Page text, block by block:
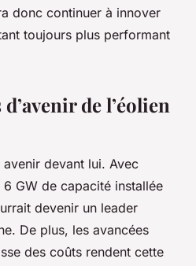
donc continuer à innover
toujours plus performant
de l’éolien
avenir devant lui. Avec
6 GW de capacité installée
devenir un leader
De plus, les avancées
des coûts rendent cette